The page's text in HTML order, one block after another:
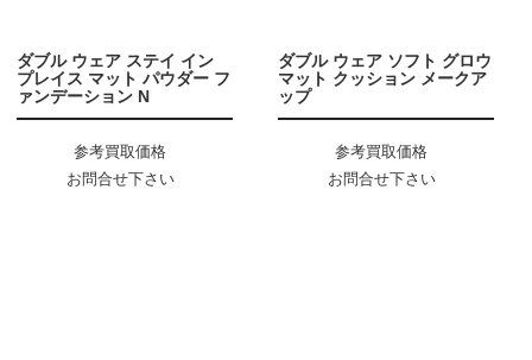
ダブル ウェア ステイ イン
プレイス マット パウダー フ
ァンデーション N
参考買取価格
お問合せ下さい
ダブル ウェア ソフト グロウ
マット クッション メークア
ップ
参考買取価格
お問合せ下さい